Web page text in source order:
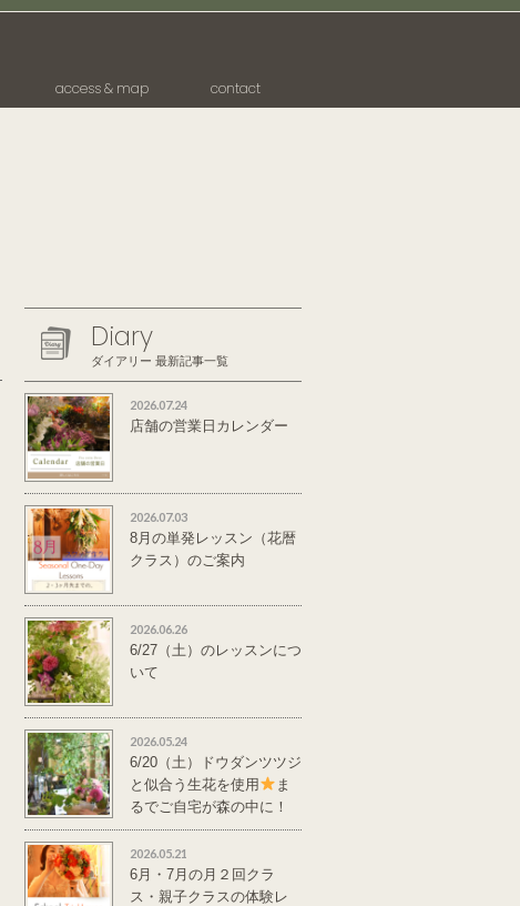
access & map contact
Diary
ダイアリー 最新記事一覧
2026.07.24
店舗の営業日カレンダー
2026.07.03
8月の単発レッスン（花暦
クラス）のご案内
2026.06.26
6/27（土）のレッスンにつ
いて
2026.05.24
6/20（土）ドウダンツツジ
と似合う生花を使用
ま
るでご自宅が森の中に！
単発レッスンのご案
内
2026.05.21
6月・7月の月２回クラ
ス・親子クラスの体験レ